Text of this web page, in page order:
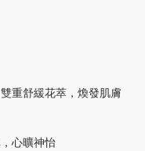
重舒緩花萃，煥發肌膚
心曠神怡